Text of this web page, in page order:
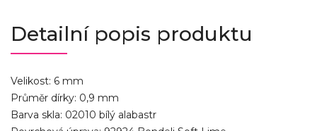
Detailní popis produktu
Velikost: 6 mm
Průměr dírky: 0,9 mm
Barva skla: 02010 bílý alabastr